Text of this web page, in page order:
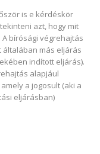
is e kérdéskör
azt, hogy mit
bírósági végrehajtás
általában más eljárás
indított eljárás).
alapjául
a jogosult (aki a
eljárásban)